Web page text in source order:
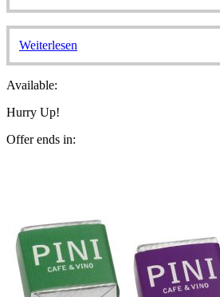
Weiterlesen
Available:
Hurry Up!
Offer ends in: